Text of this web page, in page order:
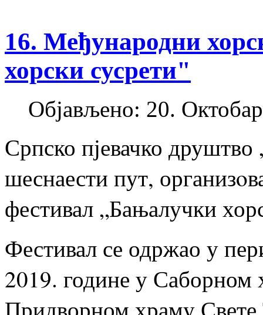
16. Међународни
хорски сусрети"
Објављено: 20.
Српско пјевачко
шеснаести пут,
фестивал „Бањалучки
Фестивал се одржао у
2019. године у